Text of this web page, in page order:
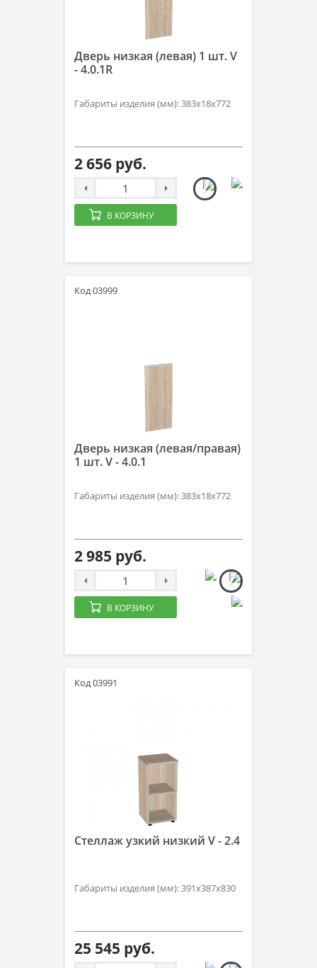
Дверь низкая (левая) 1 шт. V
- 4.0.1R
Габариты изделия (мм): 383х18х772
2 656 руб.
В КОРЗИНУ
Код 03999
Дверь низкая (левая/правая)
1 шт. V - 4.0.1
Габариты изделия (мм): 383х18х772
2 985 руб.
В КОРЗИНУ
Код 03991
Стеллаж узкий низкий V - 2.4
Габариты изделия (мм): 391х387х830
25 545 руб.